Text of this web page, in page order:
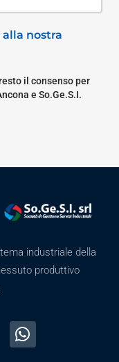
nostra
il consenso per
e So.Ge.S.I.
industriale della
produttivo